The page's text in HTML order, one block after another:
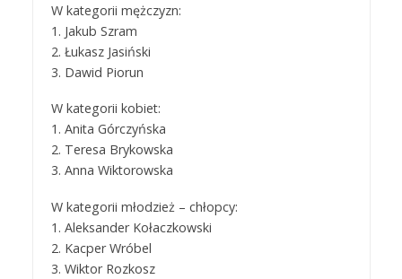
W kategorii mężczyzn:
1. Jakub Szram
2. Łukasz Jasiński
3. Dawid Piorun
W kategorii kobiet:
1. Anita Górczyńska
2. Teresa Brykowska
3. Anna Wiktorowska
W kategorii młodzież – chłopcy:
1. Aleksander Kołaczkowski
2. Kacper Wróbel
3. Wiktor Rozkosz